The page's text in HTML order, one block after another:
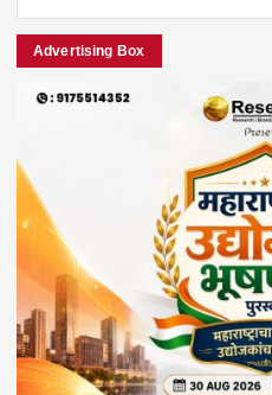
Advertising Box